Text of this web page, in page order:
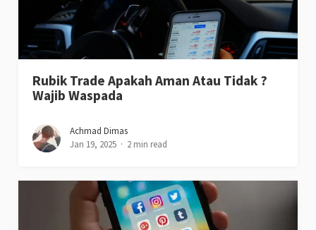
Rubik Trade Apakah Aman Atau Tidak ?
Wajib Waspada
Achmad Dimas
Jan 19, 2025
2 min read